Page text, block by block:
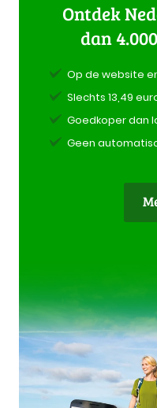
Ontdek
dan
Op de website
Slechts 13,49
Goedkoper dan
Geen